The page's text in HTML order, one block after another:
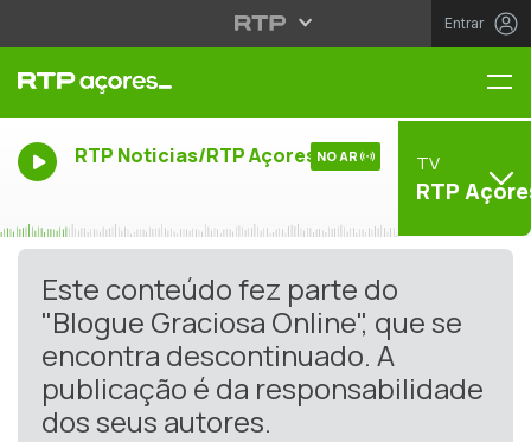
Entrar
RTP Noticias/RTP Açores NO AR TV
RTP
Este conteúdo fez parte do
"Blogue Graciosa Online", que se
encontra descontinuado. A
publicação é da responsabilidade
dos seus autores.